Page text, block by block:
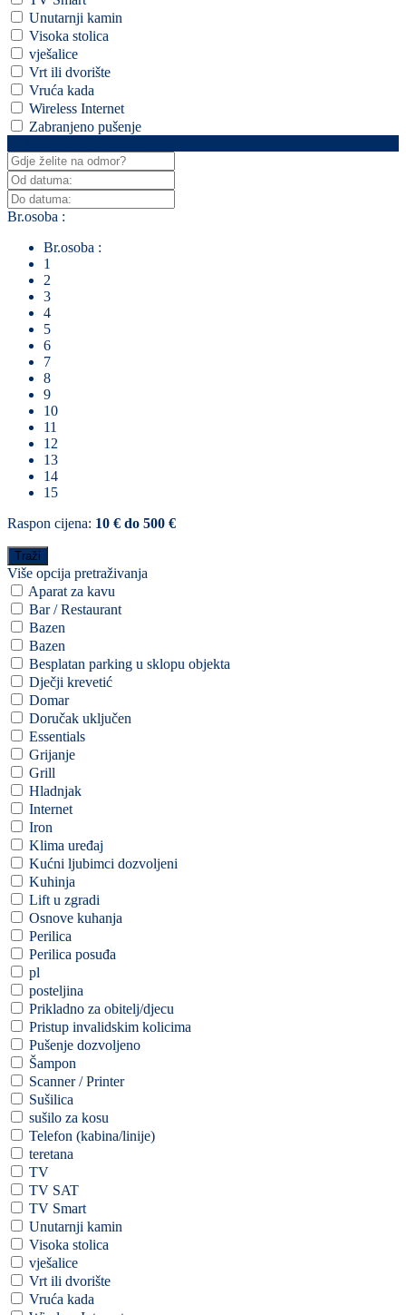
Unutarnji kamin
Visoka stolica
vješalice
Vrt ili dvorište
Vruća kada
Wireless Internet
Zabranjeno pušenje
Br.osoba :
Br.osoba :
1
2
3
4
5
6
7
8
9
10
11
12
13
14
15
Raspon cijena: 10 € do 500 €
Više opcija pretraživanja
Aparat za kavu
Bar / Restaurant
Bazen
Bazen
Besplatan parking u sklopu objekta
Dječji krevetić
Domar
Doručak uključen
Essentials
Grijanje
Grill
Hladnjak
Internet
Iron
Klima uređaj
Kućni ljubimci dozvoljeni
Kuhinja
Lift u zgradi
Osnove kuhanja
Perilica
Perilica posuđa
pl
posteljina
Prikladno za obitelj/djecu
Pristup invalidskim kolicima
Pušenje dozvoljeno
Šampon
Scanner / Printer
Sušilica
sušilo za kosu
Telefon (kabina/linije)
teretana
TV
TV SAT
TV Smart
Unutarnji kamin
Visoka stolica
vješalice
Vrt ili dvorište
Vruća kada